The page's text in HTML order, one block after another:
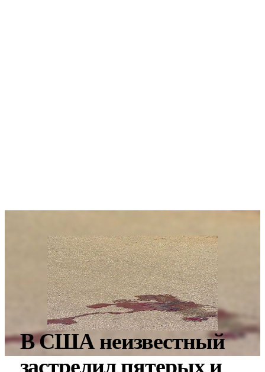
В США неизвестный
застрелил пятерых и